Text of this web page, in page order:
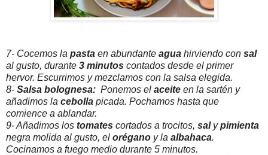
7- Cocemos la pasta en abundante agua hirviendo con sal
al gusto, durante 3 minutos contados desde el primer
hervor. Escurrimos y mezclamos con la salsa elegida.
8- Salsa bolognesa: Ponemos el aceite en la sartén y
añadimos la cebolla picada. Pochamos hasta que
comience a ablandar.
9- Añadimos los tomates cortados a trocitos, sal ypimienta
negra molida al gusto, el orégano y la albahaca.
Cocinamos a fuego medio durante 5 minutos.